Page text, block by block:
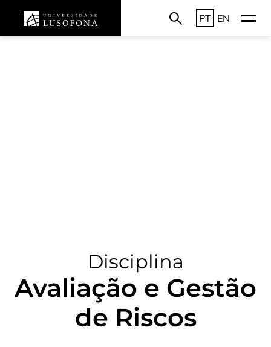
PT EN
Disciplina
Avaliação e Gestão
de Riscos